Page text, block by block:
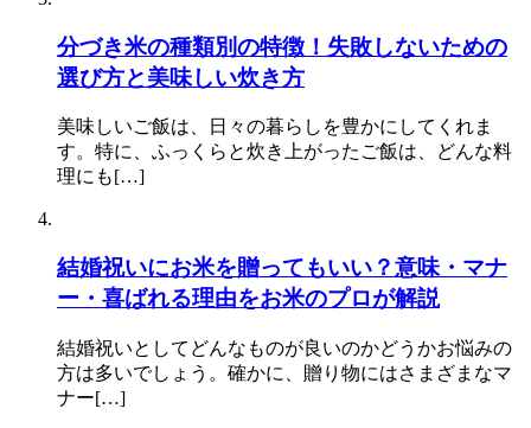
分づき米の種類別の特徴！失敗しないための
選び方と美味しい炊き方
美味しいご飯は、日々の暮らしを豊かにしてくれま
す。特に、ふっくらと炊き上がったご飯は、どんな料
理にも[…]
結婚祝いにお米を贈ってもいい？意味・マナ
ー・喜ばれる理由をお米のプロが解説
結婚祝いとしてどんなものが良いのかどうかお悩みの
方は多いでしょう。確かに、贈り物にはさまざまなマ
ナー[…]